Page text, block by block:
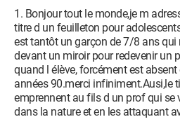
Bonjour tout le monde,je m
titre d un feuilleton pour
est tantôt un garçon de 7/8 ans qui
devant un miroir pour redevenir un
quand l élève, forcément est
années 90.merci infiniment.Ausi,le
emprennent au fils d un prof qui se
dans la nature et en les attaquant